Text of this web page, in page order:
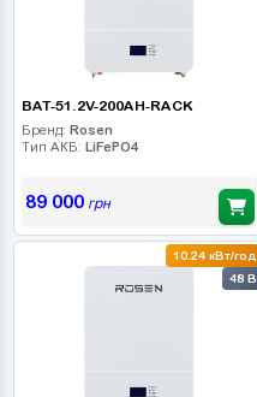
BAT-51.2V-200AH-RACK
Бренд: Rosen
Тип АКБ: LiFePO4
89 000грн
10.24 кВт/год
48 В